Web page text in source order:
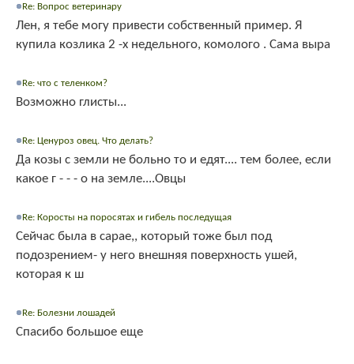
Re: Вопрос ветеринару
Лен, я тебе могу привести собственный пример. Я
купила козлика 2 -х недельного, комолого . Сама выра
Re: что с теленком?
Возможно глисты...
Re: Ценуроз овец. Что делать?
Да козы с земли не больно то и едят.... тем более, если
какое г - - - о на земле....Овцы
Re: Коросты на поросятах и гибель последущая
Сейчас была в сарае,, который тоже был под
подозрением- у него внешняя поверхность ушей,
которая к ш
Re: Болезни лошадей
Спасибо большое еще